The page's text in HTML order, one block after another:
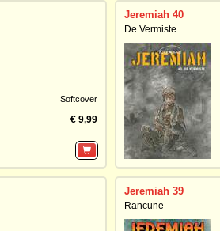
Softcover
€ 9,99
Jeremiah 40
De Vermiste
Jeremiah 39
Rancune